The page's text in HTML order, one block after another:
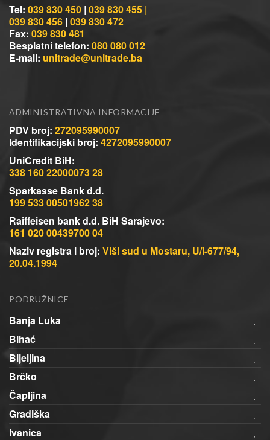
Tel: 039 830 450 | 039 830 455 |
039 830 456 | 039 830 472
Fax: 039 830 481
Besplatni telefon: 080 080 012
E-mail: unitrade@unitrade.ba
ADMINISTRATIVNA INFORMACIJE
PDV broj: 272095990007
Identifikacijski broj: 4272095990007
UniCredit BiH:
338 160 22000073 28
Sparkasse Bank d.d.
199 533 00501962 38
Raiffeisen bank d.d. BiH Sarajevo:
161 020 00439700 04
Naziv registra i broj: Viši sud u Mostaru, U/I-677/94,
20.04.1994
PODRUŽNICE
Banja Luka
Bihać
Bijeljina
Brčko
Čapljina
Gradiška
Ivanica